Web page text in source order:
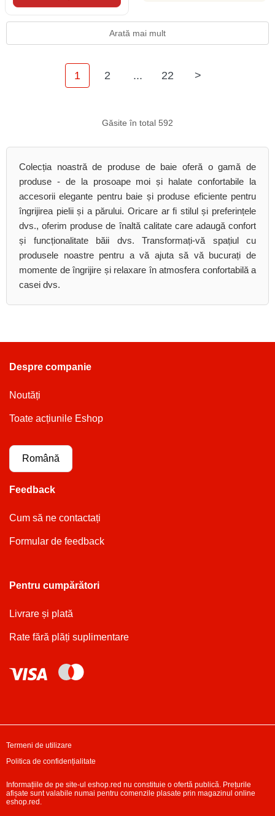
Arată mai mult
1 2 ... 22 >
Găsite în total 592
Colecția noastră de produse de baie oferă o gamă de
produse - de la prosoape moi și halate confortabile la
accesorii elegante pentru baie și produse eficiente pentru
îngrijirea pielii și a părului. Oricare ar fi stilul și preferințele
dvs., oferim produse de înaltă calitate care adaugă confort
și funcționalitate băii dvs. Transformați-vă spațiul cu
produsele noastre pentru a vă ajuta să vă bucurați de
momente de îngrijire și relaxare în atmosfera confortabilă a
casei dvs.
Despre companie
Noutăți
Toate acțiunile Eshop
Română
Feedback
Cum să ne contactați
Formular de feedback
Pentru cumpărători
Livrare și plată
Rate fără plăți suplimentare
Termeni de utilizare
Politica de confidențialitate
Informațiile de pe site-ul eshop.red nu constituie o ofertă publică. Prețurile
afișate sunt valabile numai pentru comenzile plasate prin magazinul online
eshop.red.